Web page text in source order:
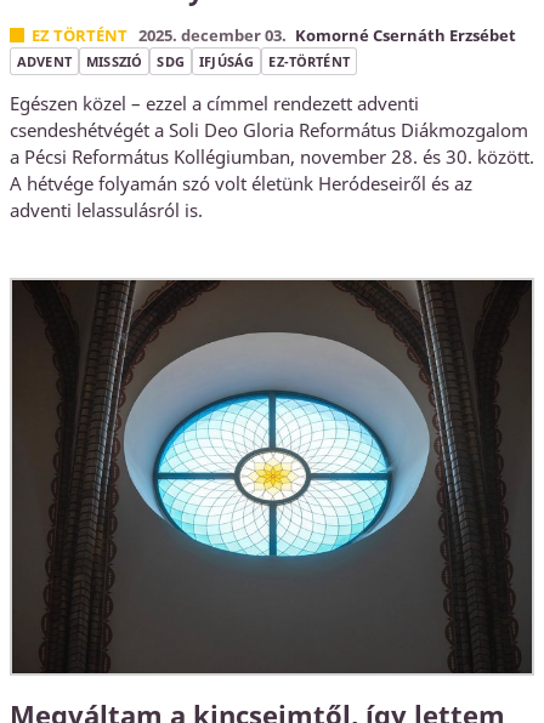
EZ TÖRTÉNT 2025. december 03. Komorné Csernáth Erzsébet
ADVENT MISSZIÓ SDG IFJÚSÁG EZ-TÖRTÉNT
Egészen közel – ezzel a címmel rendezett adventi
csendeshétvégét a Soli Deo Gloria Református Diákmozgalom
a Pécsi Református Kollégiumban, november 28. és 30. között.
A hétvége folyamán szó volt életünk Heródeseiről és az
adventi lelassulásról is.
Megváltam a kincseimtől, így lettem